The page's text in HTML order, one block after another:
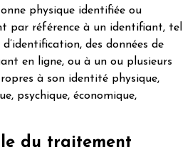
physique identifiée ou
par référence à un identifiant, tel
des données de
en ligne, ou à un ou plusieurs
à son identité physique,
psychique, économique,
du traitement